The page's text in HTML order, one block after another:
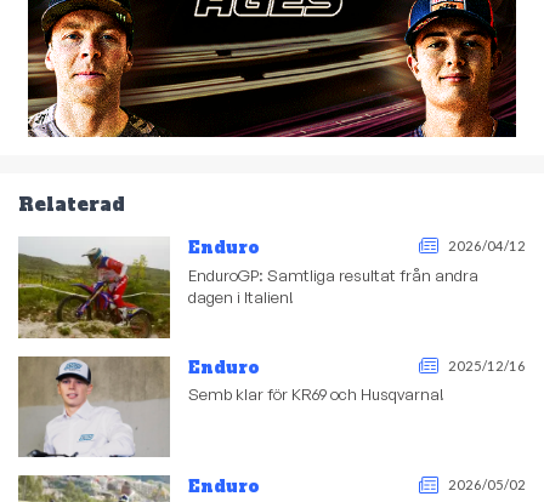
Relaterad
Enduro 2026/04/12
EnduroGP: Samtliga resultat från andra
dagen i Italien!
Enduro 2025/12/16
Semb klar för KR69 och Husqvarna!
Enduro 2026/05/02